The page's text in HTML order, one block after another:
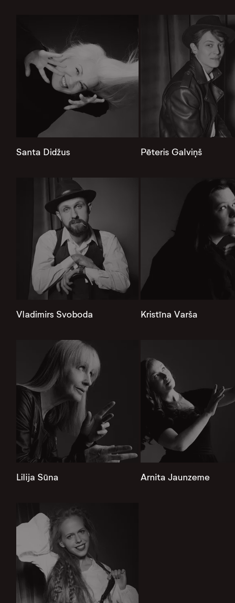
Santa Didžus Pēteris Galviņš
Vladimirs Svoboda Kristīna Varša
Lilija Sūna Arnita Jaunzeme